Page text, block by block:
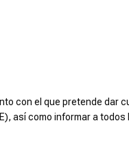
con el que pretende dar
así como informar a todos